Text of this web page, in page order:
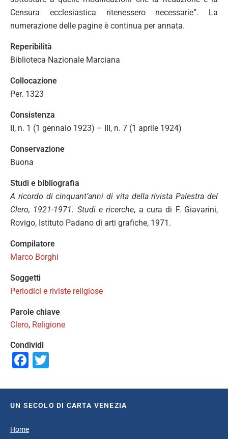
Censura ecclesiastica ritenessero necessarie”. La
numerazione delle pagine è continua per annata.
Reperibilità
Biblioteca Nazionale Marciana
Collocazione
Per. 1323
Consistenza
II, n. 1 (1 gennaio 1923) – III, n. 7 (1 aprile 1924)
Conservazione
Buona
Studi e bibliografia
A ricordo di cinquant’anni di vita della rivista Palestra del
Clero, 1921-1971. Studi e ricerche, a cura di F. Giavarini,
Rovigo, Istituto Padano di arti grafiche, 1971.
Compilatore
Marco Borghi
Soggetti
Periodici e riviste religiose
Parole chiave
Clero, Religione
Condividi
Facebook
UN SECOLO DI CARTA VENEZIA
Home